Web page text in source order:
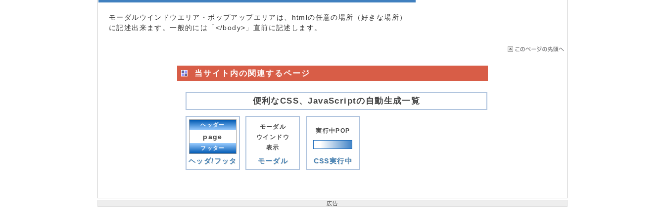
モーダルウインドウエリア・ポップアップエリアは、htmlの任意の場所（好きな場所）
に記述出来ます。一般的には「</body>」直前に記述します。
当サイト内の関連するページ
便利なCSS、JavaScriptの自動生成一覧
page
ヘッダー
フッター
ヘッダ/フッタ
モーダル
ウインドウ
表示
モーダル
実行中POP
CSS実行中
広告